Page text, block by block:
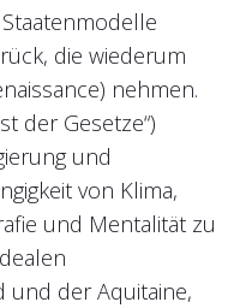
die wiederum
nehmen.
der Gesetze“)
und
von Klima,
und Mentalität zu
und der Aquitaine,